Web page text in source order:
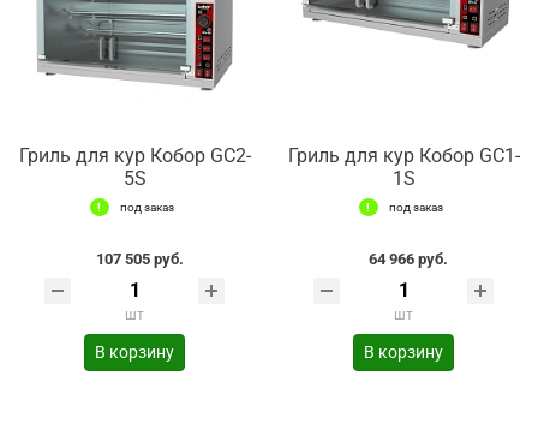
Гриль для кур Кобор GC2-
5S
под заказ
107 505 руб.
шт
В корзину
Гриль для кур Кобор GC1-
1S
под заказ
64 966 руб.
шт
В корзину